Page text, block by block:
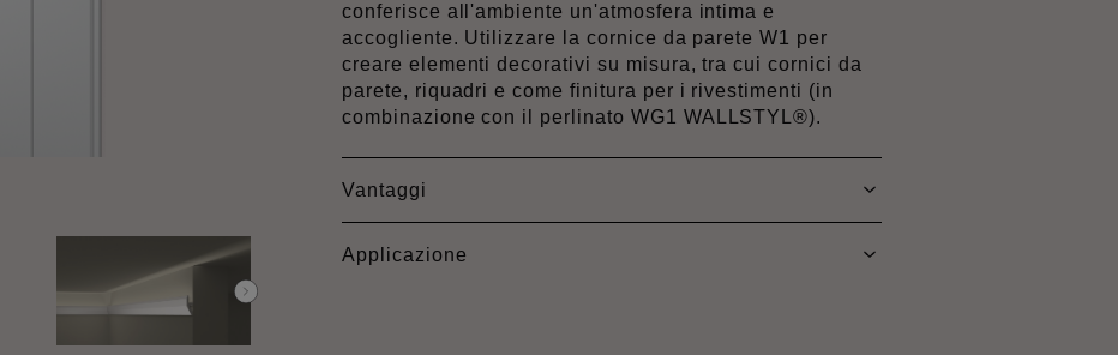
conferisce all'ambiente un'atmosfera intima e
accogliente. Utilizzare la cornice da parete W1 per
creare elementi decorativi su misura, tra cui cornici da
parete, riquadri e come finitura per i rivestimenti (in
combinazione con il perlinato WG1 WALLSTYL®).
Vantaggi
Applicazione